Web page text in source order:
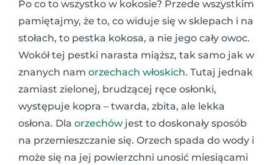
Po co to wszystko w kokosie? Przede wszystkim
pamiętajmy, że to, co widuje się w sklepach i na
stołach, to pestka kokosa, a nie jego cały owoc.
Wokół tej pestki narasta miąższ, tak samo jak w
znanych nam orzechach włoskich. Tutaj jednak
zamiast zielonej, brudzącej ręce osłonki,
występuje kopra – twarda, zbita, ale lekka
osłona. Dla orzechów jest to doskonały sposób
na przemieszczanie się. Orzech spada do wody i
może się na jej powierzchni unosić miesiącami